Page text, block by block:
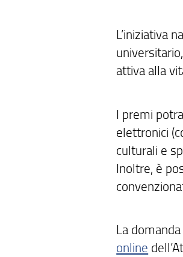
L’iniziativa
attiva alla
I premi
elettronici
culturali e
Inoltre, è
La
online